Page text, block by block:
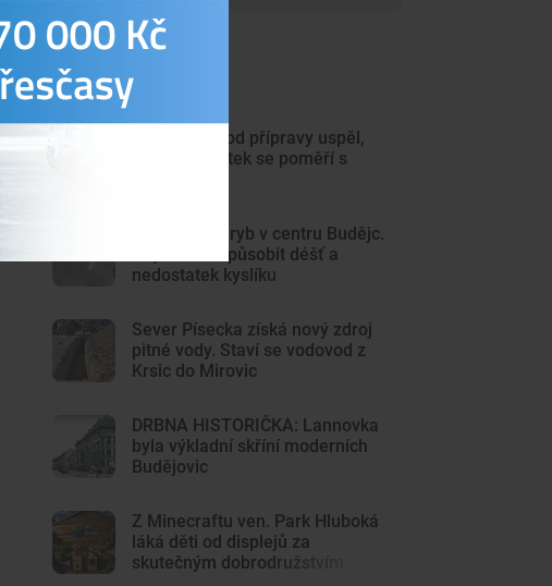
Nejnovější články
Motor na úvod přípravy uspěl,
hned ve čtvrtek se poměří s
Sto mrtvých ryb v centru Budějc.
Úhyn mohl způsobit déšť a
nedostatek kyslíku
Sever Písecka získá nový zdroj
pitné vody. Staví se vodovod z
Krsic do Mirovic
DRBNA HISTORIČKA: Lannovka
byla výkladní skříní moderních
Budějovic
Z Minecraftu ven. Park Hluboká
láká děti od displejů za
skutečným dobrodružstvím